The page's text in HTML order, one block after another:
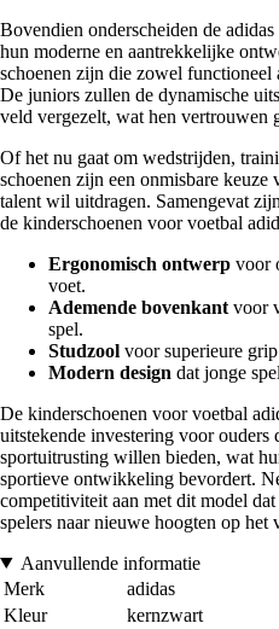
Bovendien onderscheiden de
hun moderne en aantrekkelijke
schoenen zijn die zowel functioneel
De juniors zullen de dynamische
veld vergezelt, wat hen vertrouwen
Of het nu gaat om wedstrijden,
schoenen zijn een onmisbare
talent wil uitdragen. Samengevat
de kinderschoenen voor voetbal
Ergonomisch ontwerp voor
voet.
Ademende bovenkant voor
spel.
Studzool voor superieure
Modern design dat jonge
De kinderschoenen voor voetbal
uitstekende investering voor
sportuitrusting willen bieden, wat
sportieve ontwikkeling bevordert.
competitiviteit aan met dit model
spelers naar nieuwe hoogten op het
Aanvullende informatie
Merk
adidas
Kleur
kernzwart